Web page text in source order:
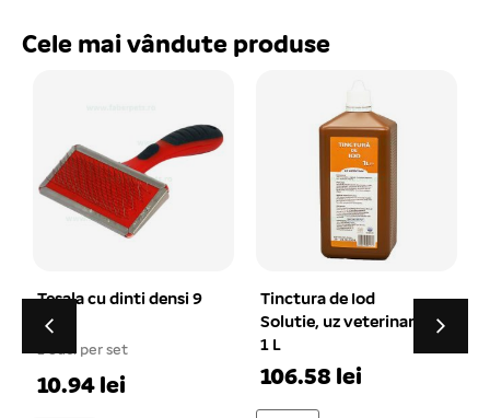
Cele mai vândute produse
Tinctura de Iod
Solutie, uz veterinar –
106.58 lei
Botnita plastic
Nunbell nr. 4 – Pit Bull
1 buc. per set
50.66 lei